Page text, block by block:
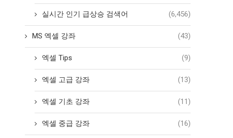
실시간 인기 급상승 검색어 (6,456)
MS 엑셀 강좌 (43)
엑셀 Tips (9)
엑셀 고급 강좌 (13)
엑셀 기초 강좌 (11)
엑셀 중급 강좌 (16)